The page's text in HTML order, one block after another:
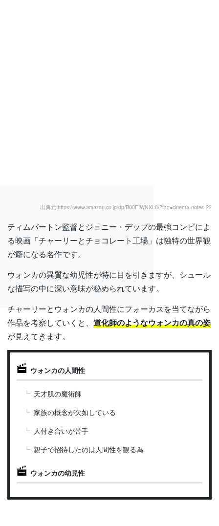
出典元:https://www.amazon.co.jp/dp/B00FIWNXL8/?tag=cinema-notes-22
ティムバートン監督とジョニー・デップの最強コンビによ
る映画「チャーリーとチョコレート工場」は独特の世界観
が癖になる名作です。
ウォンカの異質な幼児性が特に目を引きますが、シュール
な描写の中に深い意味が秘められています。
チャーリーとウォンカの人間性にフォーカスを当てながら
作品を考察していくと、 道化師のようなウォンカの真の姿
が見えてきます。
ウォンカの人間性
天才肌の魔術師
家族の概念が欠如している
人付き合いが苦手
親子で招待したのは人間性を観る為
ウォンカの幼児性